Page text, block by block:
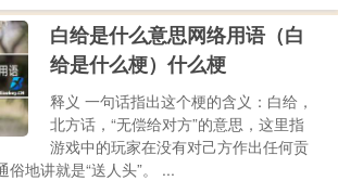
白给是什么意思网络用语（白
给是什么梗）什么梗
释义 一句话指出这个梗的含义：白给，
北方话，“无偿给对方”的意思，这里指
游戏中的玩家在没有对己方作出任何贡
俗地讲就是“送人头”。 ...